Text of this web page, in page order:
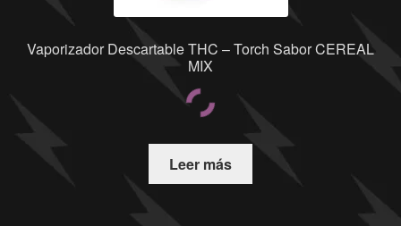
Vaporizador Descartable THC – Torch Sabor CEREAL
MIX
Leer más